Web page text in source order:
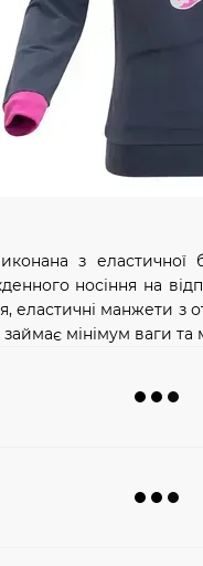
з
носіння на
еластичні манжети з
мінімум ваги та